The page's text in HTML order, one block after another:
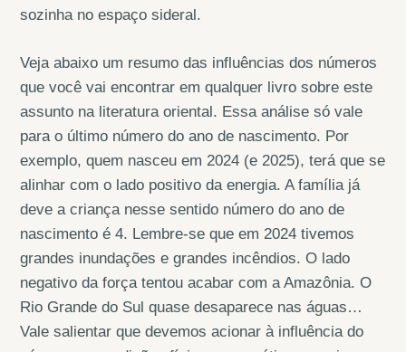
sozinha no espaço sideral.
Veja abaixo um resumo das influências dos números
que você vai encontrar em qualquer livro sobre este
assunto na literatura oriental. Essa análise só vale
para o último número do ano de nascimento. Por
exemplo, quem nasceu em 2024 (e 2025), terá que se
alinhar com o lado positivo da energia. A família já
deve a criança nesse sentido número do ano de
nascimento é 4. Lembre-se que em 2024 tivemos
grandes inundações e grandes incêndios. O lado
negativo da força tentou acabar com a Amazônia. O
Rio Grande do Sul quase desaparece nas águas…
Vale salientar que devemos acionar à influência do